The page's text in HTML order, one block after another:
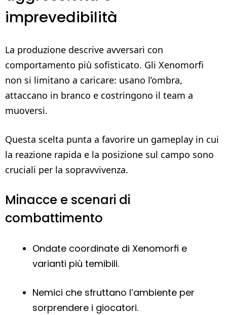
imprevedibilità
La produzione descrive avversari con
comportamento più sofisticato. Gli Xenomorfi
non si limitano a caricare: usano l’ombra,
attaccano in branco e costringono il team a
muoversi.
Questa scelta punta a favorire un gameplay in cui
la reazione rapida e la posizione sul campo sono
cruciali per la sopravvivenza.
Minacce e scenari di
combattimento
Ondate coordinate di Xenomorfi e
varianti più temibili.
Nemici che sfruttano l’ambiente per
sorprendere i giocatori.